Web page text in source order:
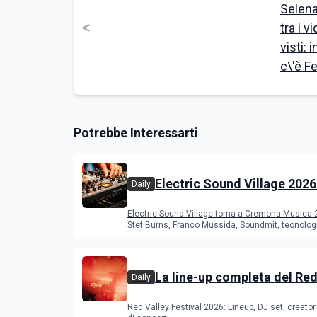
<
Potrebbe Interessarti
Daily Electric Sound Village
Young Band Contest, il
Electric Sound Village torna a Cremona Musica
Stef Burns, Franco Mussida, Soundmit,
Daily La line-up completa del
Red Valley Festival 2026: Lineup, DJ set,